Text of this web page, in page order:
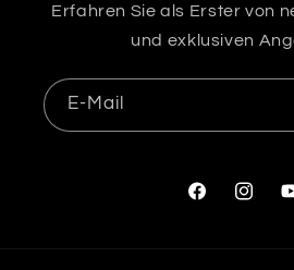
Erfahren Sie als Erster von
und exklusiven
E-Mail
Facebook